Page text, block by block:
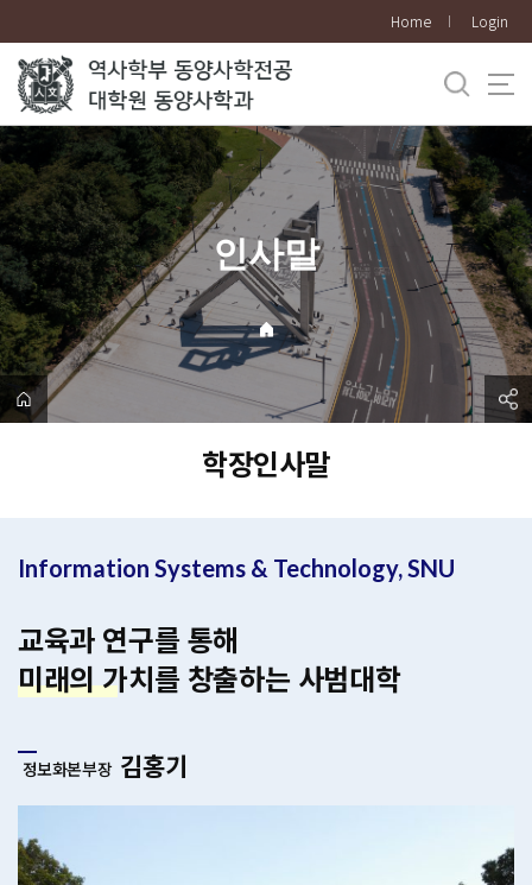
로
메
뉴
Home Login
인사말
학장인사말
Information Systems & Technology, SNU
교육과 연구를 통해
미래의 가치를 창출하는 사범대학
정보화본부장 김홍기